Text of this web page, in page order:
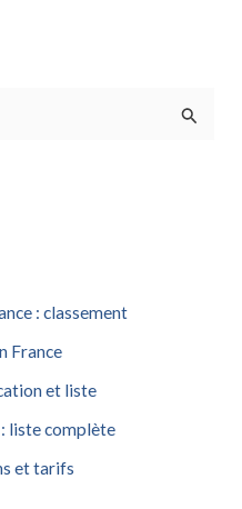
: classement
France
et liste
liste complète
et tarifs